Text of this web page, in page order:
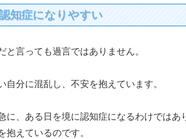
知症になりやすい
と言っても過言ではありません。
自分に混乱し、不安を抱えています。
に、ある日を境に認知症になるわけではあ
抱えているのです。